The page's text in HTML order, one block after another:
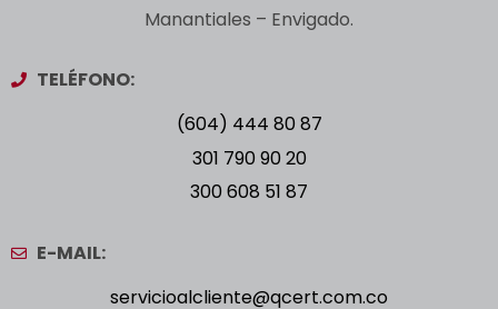
Manantiales – Envigado.
TELÉFONO:
(604) 444 80 87
301 790 90 20
300 608 51 87
E-MAIL:
servicioalcliente@qcert.com.co